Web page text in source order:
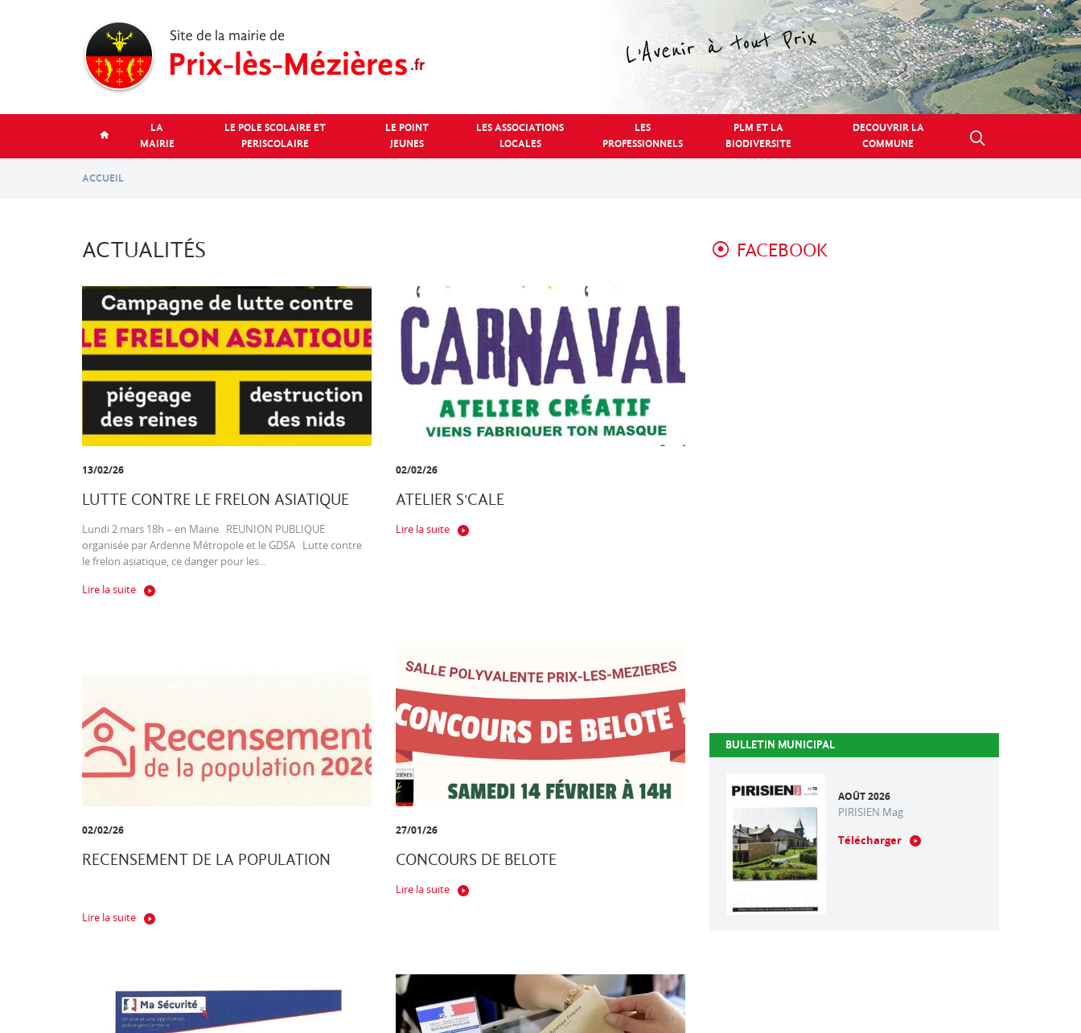
LA
MAIRIE
LE POLE SCOLAIRE ET
PERISCOLAIRE
LE POINT
JEUNES
LES ASSOCIATIONS
LOCALES
LES
PROFESSIONNELS
PLM ET LA
BIODIVERSITE
DECOUVRIR LA
COMMUNE
ACCUEIL
ACTUALITÉS
13/02/26
LUTTE CONTRE LE FRELON ASIATIQUE
Lundi 2 mars 18h – en Mairie REUNION PUBLIQUE
organisée par Ardenne Métropole et le GDSA Lutte contre
le frelon asiatique, ce danger pour les...
Lire la suite
02/02/26
ATELIER S'CALE
Lire la suite
02/02/26
RECENSEMENT DE LA POPULATION
Lire la suite
27/01/26
CONCOURS DE BELOTE
Lire la suite
FACEBOOK
BULLETIN MUNICIPAL
AOÛT 2026
PIRISIEN Mag
Télécharger